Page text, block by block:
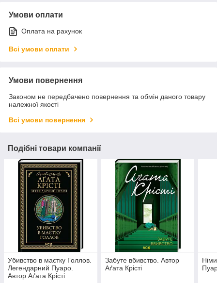
Умови оплати
Оплата на рахунок
Всі умови оплати
Умови повернення
Законом не передбачено повернення та обмін даного товару
належної якості
Всі умови повернення
Подібні товари компанії
Убивство в маєтку Голлов.
Легендарний Пуаро.
Автор Аґата Крісті
Забуте вбивство. Автор
Аґата Крісті